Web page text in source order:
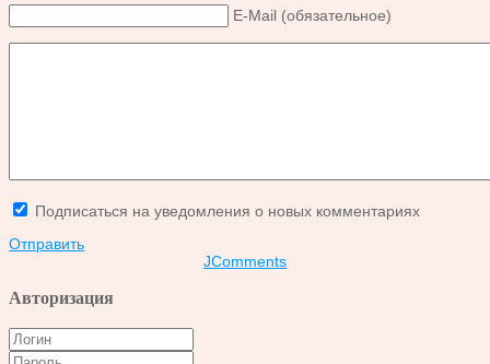
E-Mail (обязательное)
Подписаться на уведомления о новых комментариях
Отправить
JComments
Авторизация